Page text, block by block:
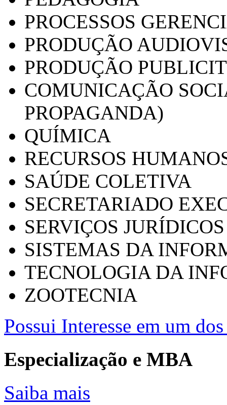
PROCESSOS
PRODUÇÃO
PRODUÇÃO
COMUNICAÇÃO
PROPAGANDA)
QUÍMICA
RECURSOS
SAÚDE COLETIVA
SECRETARIADO
SERVIÇOS
SISTEMAS DA
TECNOLOGIA DA
ZOOTECNIA
Possui Interesse em um
Especialização e MBA
Saiba mais